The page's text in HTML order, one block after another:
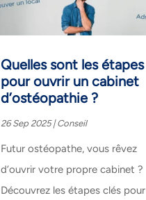
Quelles sont les étapes
pour ouvrir un cabinet
d’ostéopathie ?
26 Sep 2025|Conseil
Futur ostéopathe, vous rêvez
d’ouvrir votre propre cabinet ?
Découvrez les étapes clés pour